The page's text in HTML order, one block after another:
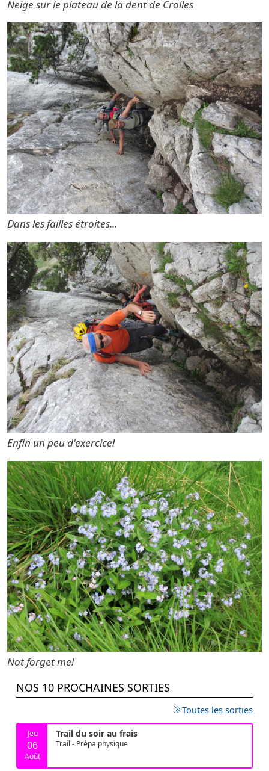
Neige sur le plateau de la dent de Crolles
Dans les failles étroites...
Enfin un peu d'exercice!
Not forget me!
NOS 10 PROCHAINES SORTIES
Toutes les sorties
Jeu
06
Août
Trail du soir au frais
Trail - Prépa physique